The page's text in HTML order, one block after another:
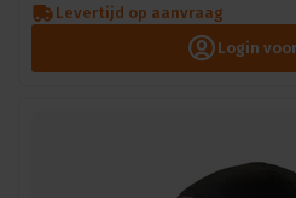
Levertijd op aanvraag
Login